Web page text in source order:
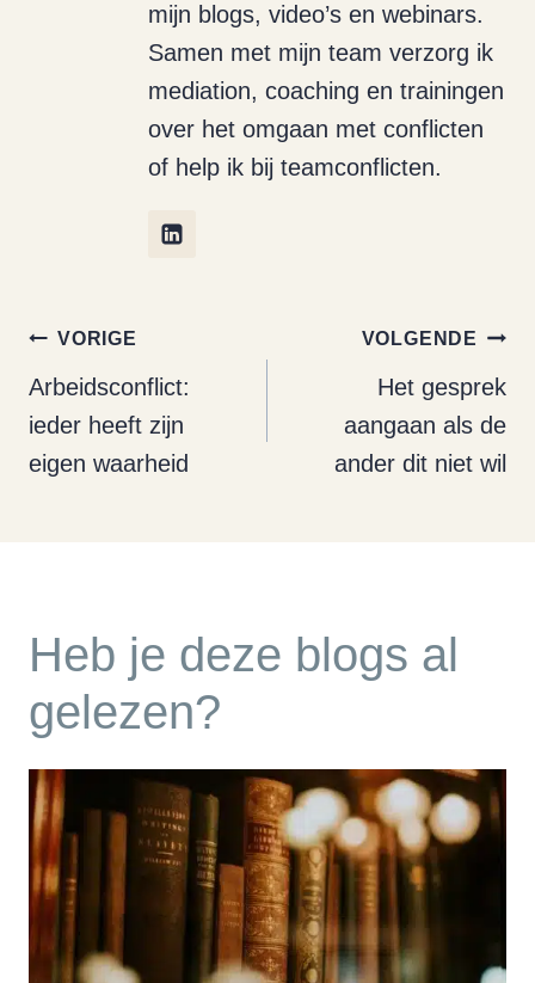
mijn blogs, video’s en webinars.
Samen met mijn team verzorg ik
mediation, coaching en trainingen
over het omgaan met conflicten
of help ik bij teamconflicten.
Bericht
navigatie
VORIGE
Arbeidsconflict:
ieder heeft zijn
eigen waarheid
VOLGENDE
Het gesprek
aangaan als de
ander dit niet wil
Heb je deze blogs al
gelezen?